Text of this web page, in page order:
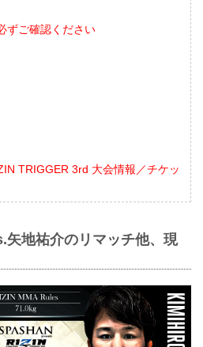
ずご確認ください
TRIGGER 3rd 大会情報／チケッ
矢地祐介のリマッチ他、現